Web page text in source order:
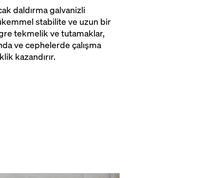
daldırma galvanizli
stabilite ve uzun bir
tekmelik ve tutamaklar,
ve cephelerde çalışma
kazandırır.